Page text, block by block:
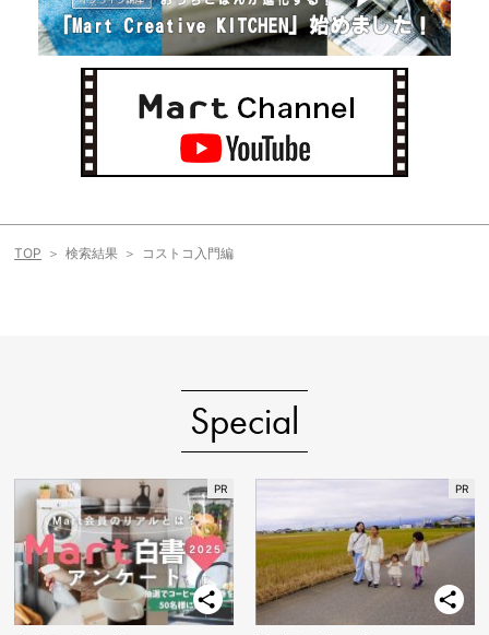
TOP 検索結果 コストコ入門編
Special